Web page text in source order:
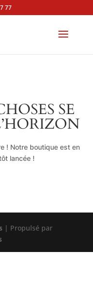
77
SE
! Notre boutique est en
lancée !
| Propulsé par